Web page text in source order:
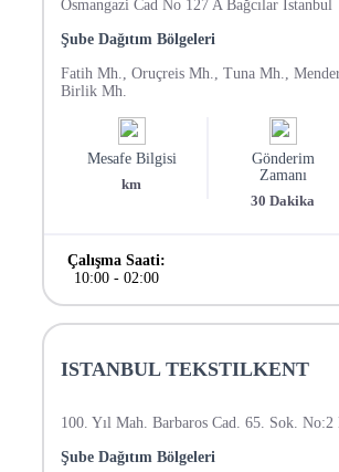
Osmangazi Cad No 127 A Bağcılar İstanbul
Şube Dağıtım Bölgeleri
Fatih Mh., Oruçreis Mh., Tuna Mh.,
Birlik Mh.
Mesafe Bilgisi
km
Gönderim
Zamanı
30 Dakika
Çalışma Saati:
10:00- 02:00
ISTANBUL TEKSTILKENT
100. Yıl Mah. Barbaros Cad. 65. Sok. No:2
Şube Dağıtım Bölgeleri